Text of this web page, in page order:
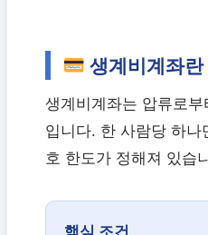
생계비계좌란
생계비계좌는 압류로
입니다. 한 사람당 하
호 한도가 정해져 있습